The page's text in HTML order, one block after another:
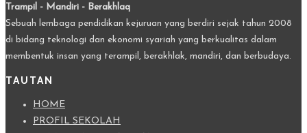
Trampil - Mandiri - Berakhlaq
Sebuah lembaga pendidikan kejuruan yang berdiri sejak tahun 2008
di bidang teknologi dan ekonomi syariah yang berkualitas dalam
membentuk insan yang terampil, berakhlak, mandiri, dan berbudaya.
TAUTAN
HOME
PROFIL SEKOLAH